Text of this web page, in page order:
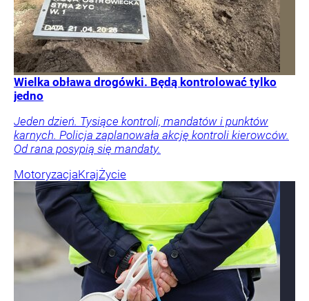
Wielka obława drogówki. Będą kontrolować tylko
jedno
Jeden dzień. Tysiące kontroli, mandatów i punktów
karnych. Policja zaplanowała akcję kontroli kierowców.
Od rana posypią się mandaty.
MotoryzacjaKrajŻycie